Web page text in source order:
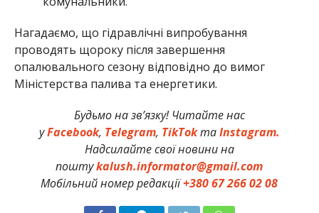
Нагадаємо, що гідравлічні випробування
проводять щороку після завершення
опалювального сезону відповідно до вимог
Міністерства палива та енергетики.
Будьмо на зв’язку! Читайте нас
уFacebook, Telegram, TikTokтаInstagram.
Надсилайте свої новини на
поштуkalush.informator@gmail.com
Мобільний номер редакції+380 67 266 02 08